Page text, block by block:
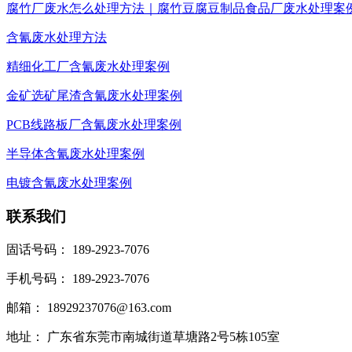
腐竹厂废水怎么处理方法｜腐竹豆腐豆制品食品厂废水处理案
含氰废水处理方法
精细化工厂含氰废水处理案例
金矿选矿尾渣含氰废水处理案例
PCB线路板厂含氰废水处理案例
半导体含氰废水处理案例
电镀含氰废水处理案例
联系我们
固话号码： 189-2923-7076
手机号码： 189-2923-7076
邮箱： 18929237076@163.com
地址： 广东省东莞市南城街道草塘路2号5栋105室